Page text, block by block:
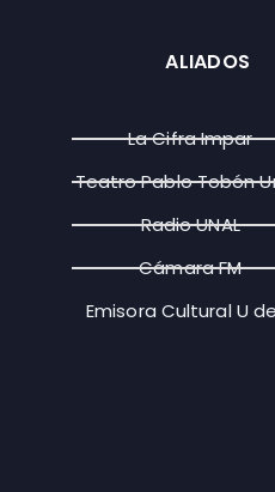
ALIADOS
La Cifra Impar
Teatro Pablo Tobón
Radio UNAL
Cámara FM
Emisora Cultural U